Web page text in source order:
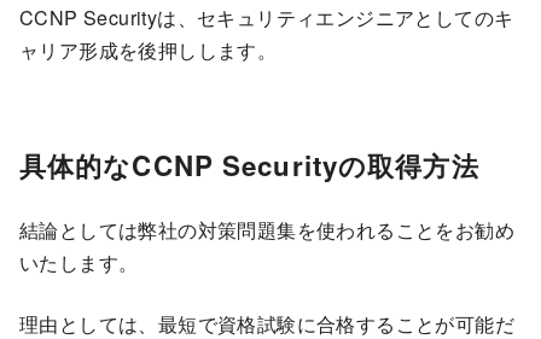
CCNP Securityは、セキュリティエンジニアとしてのキ
ャリア形成を後押しします。
具体的なCCNP Securityの取得方法
結論としては弊社の対策問題集を使われることをお勧め
いたします。
理由としては、最短で資格試験に合格することが可能だ